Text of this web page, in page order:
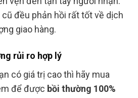
đều phản hồi rất tốt về dịch
giao hàng.
rủi ro hợp lý
có giá trị cao thì hãy mua
để được bồi thường 100%